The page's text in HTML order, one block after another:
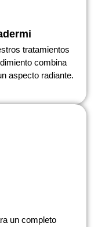
tratamientos
combina
aspecto radiante.
un completo